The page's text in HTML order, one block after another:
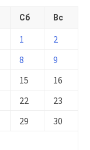
Сб Вс
1
2
8
9
15
16
22
23
29
30